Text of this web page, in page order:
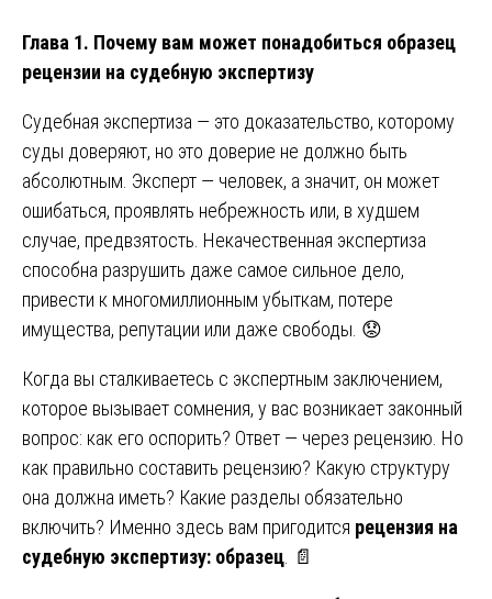
Глава 1. Почему вам может понадобиться образец
рецензии на судебную экспертизу
Судебная экспертиза — это доказательство, которому
суды доверяют, но это доверие не должно быть
абсолютным. Эксперт — человек, а значит, он может
ошибаться, проявлять небрежность или, в худшем
случае, предвзятость. Некачественная экспертиза
способна разрушить даже самое сильное дело,
привести к многомиллионным убыткам, потере
имущества, репутации или даже свободы. 😟
Когда вы сталкиваетесь с экспертным заключением,
которое вызывает сомнения, у вас возникает законный
вопрос: как его оспорить? Ответ — через рецензию. Но
как правильно составить рецензию? Какую структуру
она должна иметь? Какие разделы обязательно
включить? Именно здесь вам пригодится рецензия на
судебную экспертизу: образец . 📄